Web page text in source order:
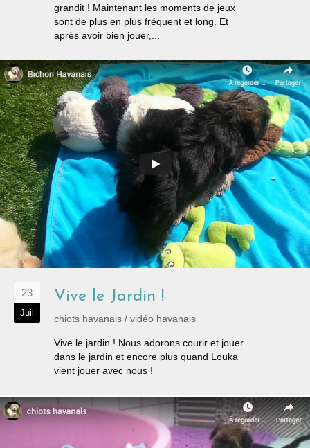
grandit ! Maintenant les moments de jeux
sont de plus en plus fréquent et long. Et
après avoir bien jouer,...
23
Juil
Vive le Jardin !
chiots havanais / vidéo havanais
Vive le jardin ! Nous adorons courir et jouer
dans le jardin et encore plus quand Louka
vient jouer avec nous !